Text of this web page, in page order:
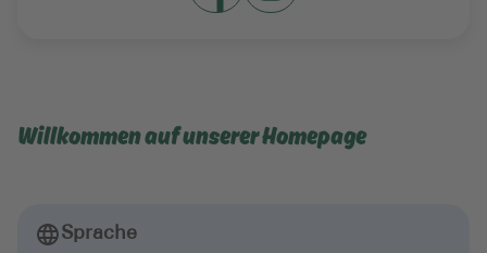
Willkommen auf unserer Homepage
Sprache